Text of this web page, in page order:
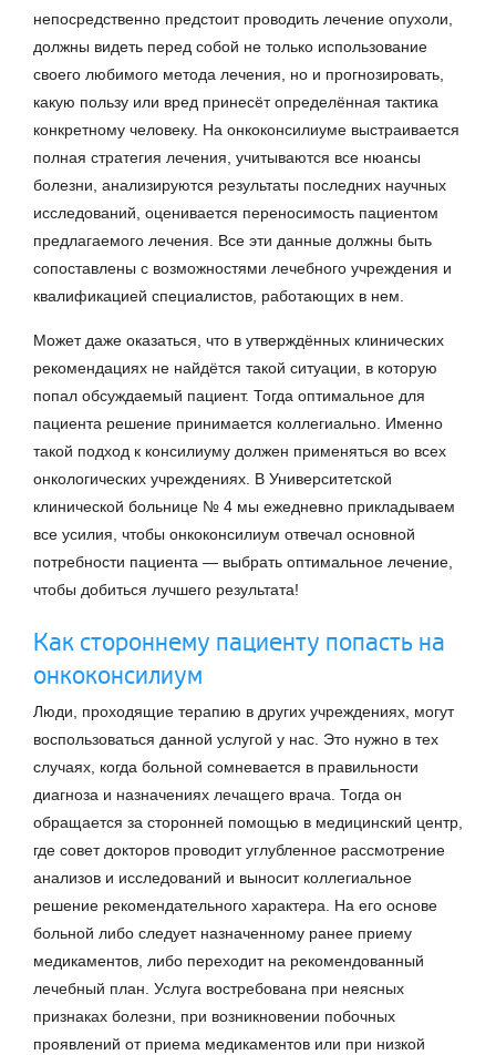
непосредственно предстоит проводить лечение опухоли,
должны видеть перед собой не только использование
своего любимого метода лечения, но и прогнозировать,
какую пользу или вред принесёт определённая тактика
конкретному человеку. На онкоконсилиуме выстраивается
полная стратегия лечения, учитываются все нюансы
болезни, анализируются результаты последних научных
исследований, оценивается переносимость пациентом
предлагаемого лечения. Все эти данные должны быть
сопоставлены с возможностями лечебного учреждения и
квалификацией специалистов, работающих в нем.
Может даже оказаться, что в утверждённых клинических
рекомендациях не найдётся такой ситуации, в которую
попал обсуждаемый пациент. Тогда оптимальное для
пациента решение принимается коллегиально. Именно
такой подход к консилиуму должен применяться во всех
онкологических учреждениях. В Университетской
клинической больнице № 4 мы ежедневно прикладываем
все усилия, чтобы онкоконсилиум отвечал основной
потребности пациента — выбрать оптимальное лечение,
чтобы добиться лучшего результата!
Как стороннему пациенту попасть на
онкоконсилиум
Люди, проходящие терапию в других учреждениях, могут
воспользоваться данной услугой у нас. Это нужно в тех
случаях, когда больной сомневается в правильности
диагноза и назначениях лечащего врача. Тогда он
обращается за сторонней помощью в медицинский центр,
где совет докторов проводит углубленное рассмотрение
анализов и исследований и выносит коллегиальное
решение рекомендательного характера. На его основе
больной либо следует назначенному ранее приему
медикаментов, либо переходит на рекомендованный
лечебный план. Услуга востребована при неясных
признаках болезни, при возникновении побочных
проявлений от приема медикаментов или при низкой